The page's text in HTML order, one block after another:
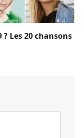
? Les 20 chansons